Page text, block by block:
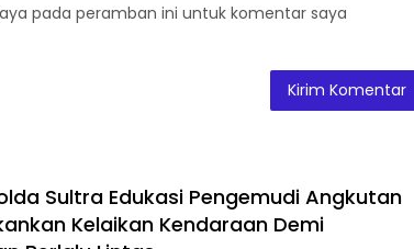
pada peramban ini untuk komentar saya
Sultra Edukasi Pengemudi Angkutan
Kelaikan Kendaraan Demi